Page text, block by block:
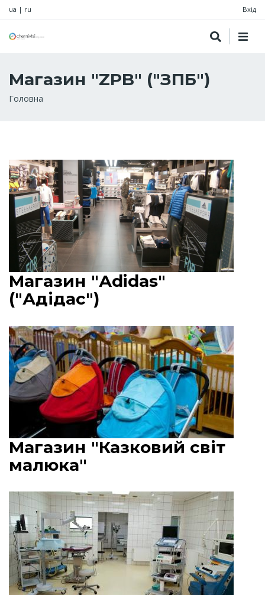
ua | ru Вхід
Магазин "ZPB" ("ЗПБ")
Рядок
Головна
Магазин "Аdidas"
("Адідас")
Магазин "Казковий світ
малюка"